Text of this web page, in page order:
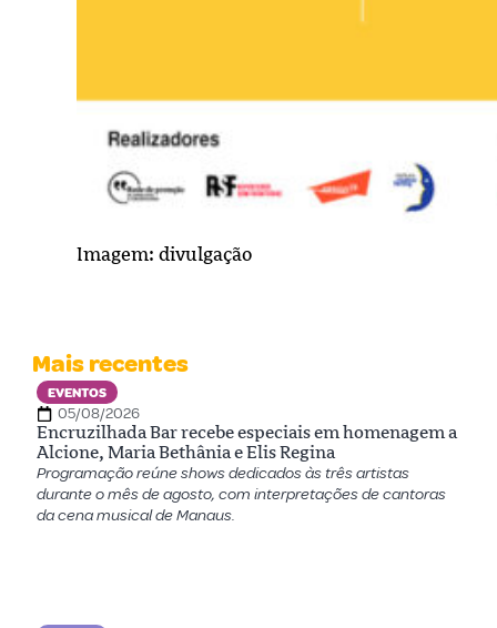
Imagem: divulgação
Mais recentes
EVENTOS
05/08/2026
Encruzilhada Bar recebe especiais em homenagem a
Alcione, Maria Bethânia e Elis Regina
Programação reúne shows dedicados às três artistas
durante o mês de agosto, com interpretações de cantoras
da cena musical de Manaus.